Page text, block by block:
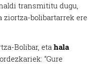
transmititu dugu,
ziortza-bolibartarrek ere
Bolibar, eta hala
“Gure